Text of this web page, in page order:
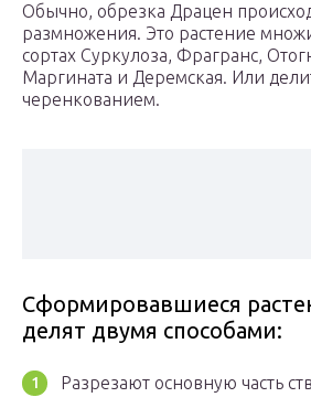
Обычно, обрезка Драцен
размножения. Это растение
сортах Суркулоза, Фрагранс,
Маргината и Деремская. Или
черенкованием.
Сформировавшиеся
делят двумя способами:
Разрезают основную часть